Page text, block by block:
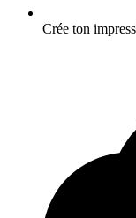
Crée ton